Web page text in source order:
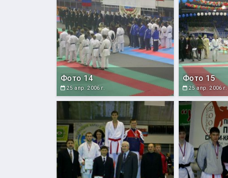
Фото 14
25 апр. 2006 г.
Фото 15
25 апр. 2006 г.